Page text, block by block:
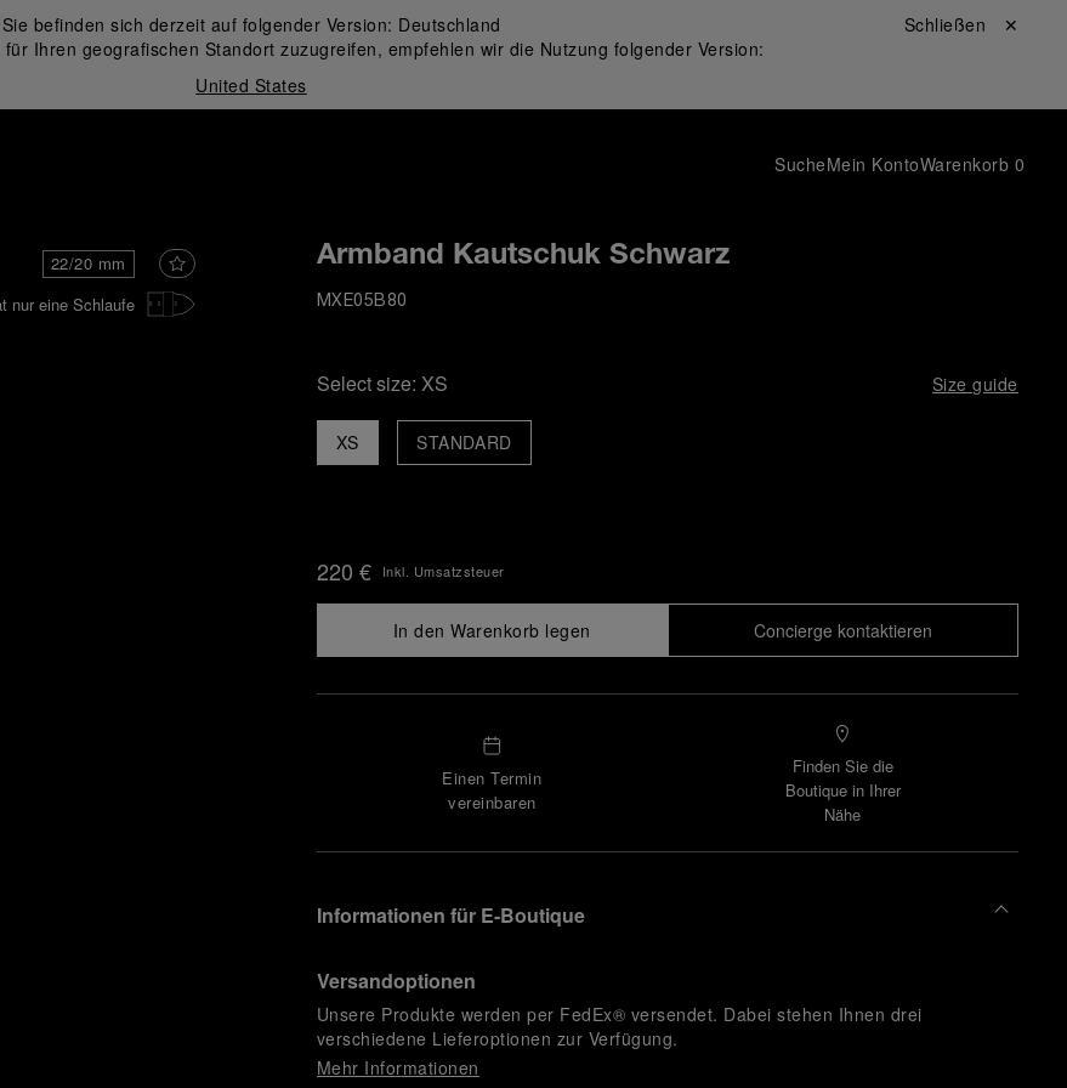
Sie befinden sich derzeit auf folgender Version: Deutschland
Ihren geografischen Standort zuzugreifen, empfehlen wir die Nutzung folgender Version:
United States
Schließen ✕
SucheMein KontoWarenkorb 0
22/20 mm
nur eine Schlaufe
Armband Kautschuk Schwarz
MXE05B80
Select size: XS Size guide
XS STANDARD
220 € Inkl. Umsatzsteuer
In den Warenkorb legen Concierge kontaktieren
Einen Termin
vereinbaren
Finden Sie die
Boutique in Ihrer
Nähe
Informationen für E-Boutique
Versandoptionen
Unsere Produkte werden per FedEx® versendet. Dabei stehen Ihnen drei
verschiedene Lieferoptionen zur Verfügung.
Mehr Informationen